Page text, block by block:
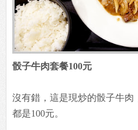
骰子牛肉套餐100元
沒有錯，這是現炒的骰子牛肉
都是100元。